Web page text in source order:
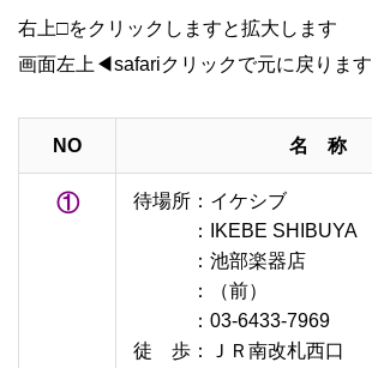
右上□をクリックしますと拡大します
画面左上◀safariクリックで元に戻ります
NO 名 称
①
待場所：イケシブ
：IKEBE SHIBUYA
：池部楽器店
：（前）
：03-6433-7969
徒 歩：ＪＲ南改札西口